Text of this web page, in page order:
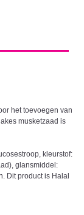
het toevoegen van
musketzaad is
kleurstof:
glansmiddel:
Dit product is Halal